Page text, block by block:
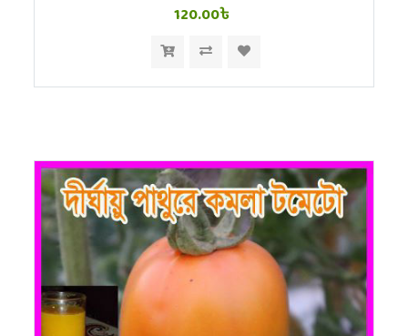
120.00৳